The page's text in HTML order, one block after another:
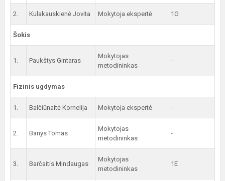
2. Kulakauskienė Jovita Mokytoja ekspertė 1G
Šokis
1. Paukštys Gintaras
Mokytojas
metodininkas
-
Fizinis ugdymas
1. Balčiūnaitė Kornelija Mokytoja ekspertė -
2. Banys Tomas
Mokytojas
metodininkas
-
3. Barčaitis Mindaugas
Mokytojas
metodininkas
1E